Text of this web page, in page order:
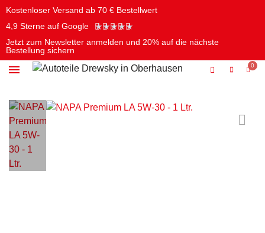
Kostenloser Versand ab 70 € Bestellwert
4,9 Sterne auf Google
★★★★★
Jetzt zum Newsletter anmelden und 20% auf die nächste
Bestellung sichern